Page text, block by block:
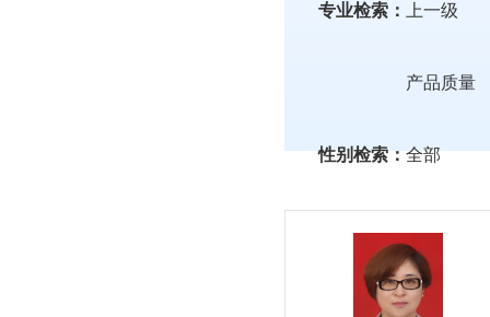
专业检索： 上一级
产品质量
性别检索：全部